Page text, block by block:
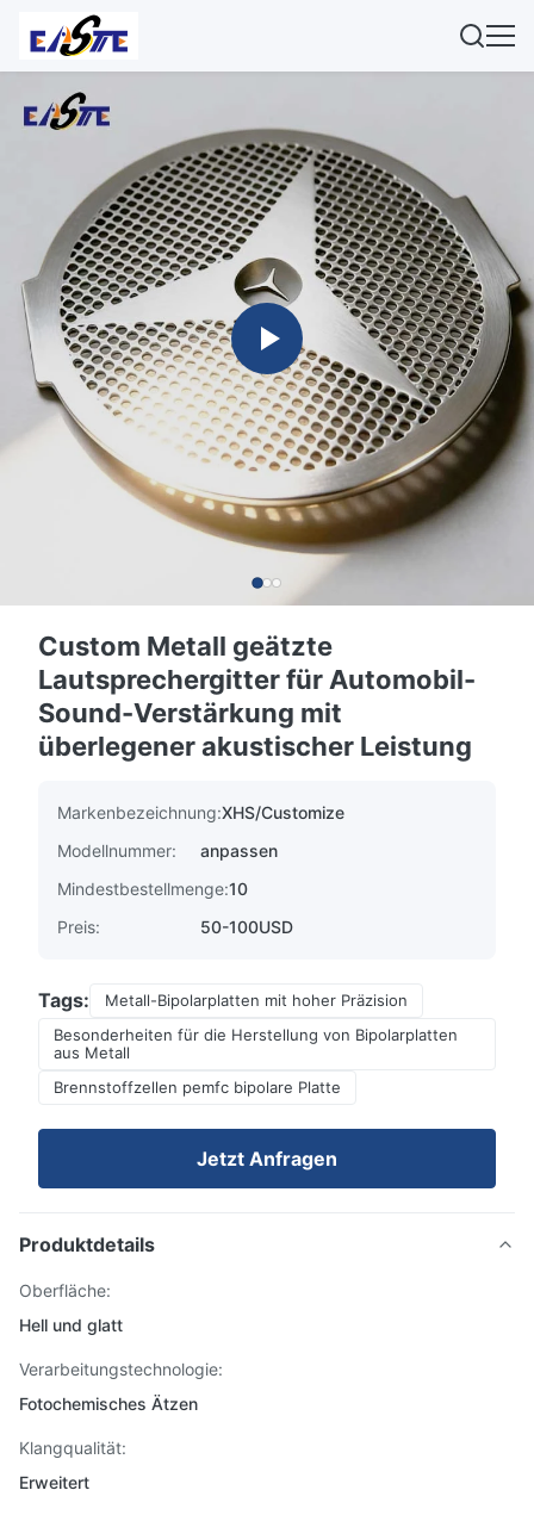
Custom Metall geätzte
Lautsprechergitter für Automobil-
Sound-Verstärkung mit
überlegener akustischer Leistung
Markenbezeichnung:XHS/Customize
Modellnummer:
anpassen
Mindestbestellmenge:10
Preis:
50-100USD
Tags:
Metall-Bipolarplatten mit hoher Präzision
Besonderheiten für die Herstellung von Bipolarplatten
aus Metall
Brennstoffzellen pemfc bipolare Platte
Jetzt Anfragen
Produktdetails
Oberfläche:
Hell und glatt
Verarbeitungstechnologie:
Fotochemisches Ätzen
Klangqualität:
Erweitert